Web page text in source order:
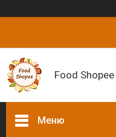
Food Shopee
Меню